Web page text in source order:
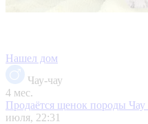
Нашел дом
Чау-чау
4 мес.
Продаётся щенок породы Чау
июля, 22:31